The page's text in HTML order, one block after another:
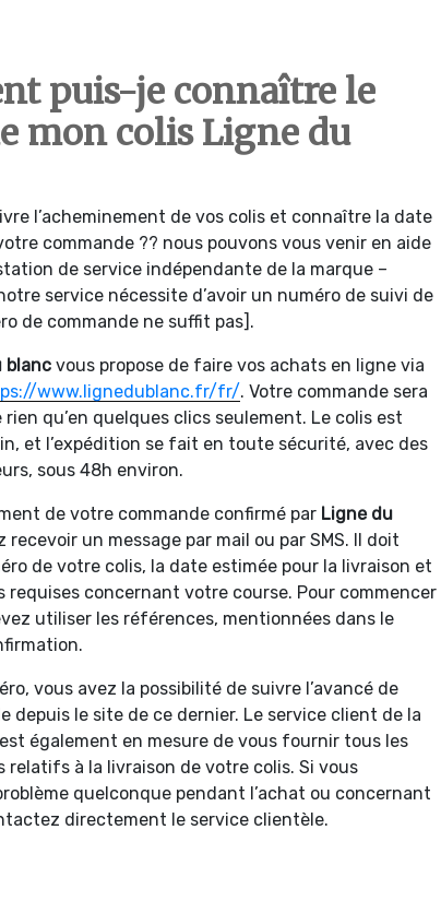
puis-je connaître le
mon colis Ligne du
l’acheminement de vos colis et connaître la date
commande ?? nous pouvons vous venir en aide
de service indépendante de la marque –
service nécessite d’avoir un numéro de suivi de
de commande ne suffit pas].
blanc vous propose de faire vos achats en ligne via
www.lignedublanc.fr/fr/. Votre commande sera
rien qu’en quelques clics seulement. Le colis est
et l’expédition se fait en toute sécurité, avec des
sous 48h environ.
de votre commande confirmé par Ligne du
recevoir un message par mail ou par SMS. Il doit
de votre colis, la date estimée pour la livraison et
requises concernant votre course. Pour commencer
utiliser les références, mentionnées dans le
vous avez la possibilité de suivre l’avancé de
depuis le site de ce dernier. Le service client de la
également en mesure de vous fournir tous les
relatifs à la livraison de votre colis. Si vous
quelconque pendant l’achat ou concernant
directement le service clientèle.